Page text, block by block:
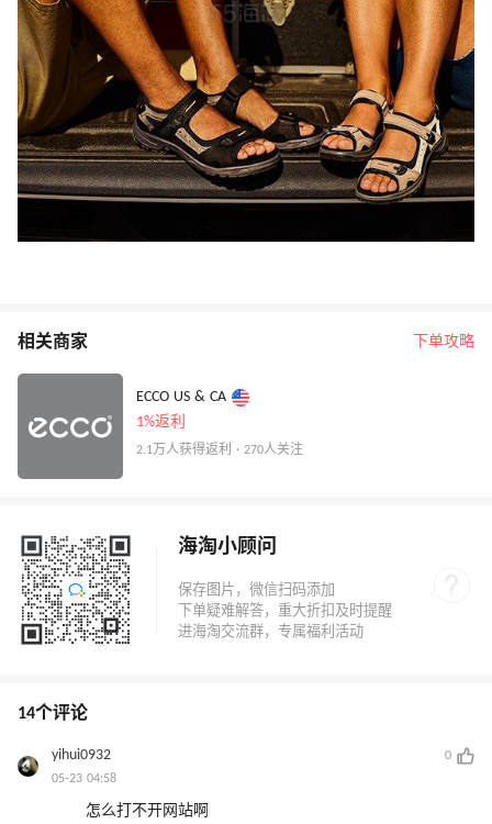
相关商家 下单攻略
ECCO US & CA
1%返利
2.1万人获得返利 · 270人关注
海淘小顾问
14个评论
yihui0932
0
05-23 04:58
怎么打不开网站啊